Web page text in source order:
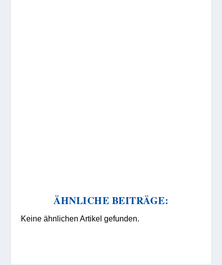
ÄHNLICHE BEITRÄGE:
Keine ähnlichen Artikel gefunden.